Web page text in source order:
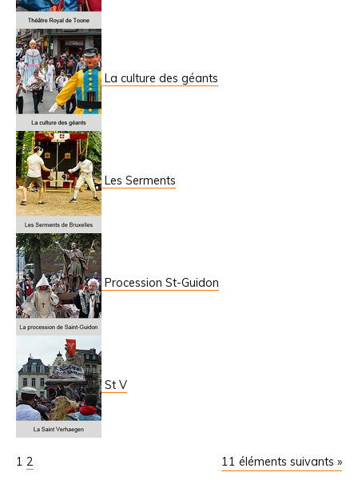
La culture des géants
Les Serments
Procession St-Guidon
St V
11 éléments suivants »
1 2